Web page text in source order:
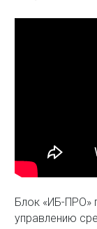
Блок «ИБ-ПРО»
управлению